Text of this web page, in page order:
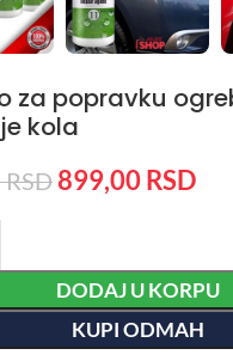
za popravku
kola
RSD 899,00RSD
DODAJ U KORPU
KUPI ODMAH